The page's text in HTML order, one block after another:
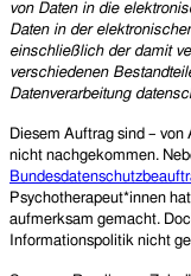
von Daten in die
Daten in der
einschließlich der damit
verschiedenen
Datenverarbeitung
Diesem Auftrag sind –
nicht nachgekommen.
Psychotherapeut*innen
aufmerksam gemacht.
Informationspolitik nicht